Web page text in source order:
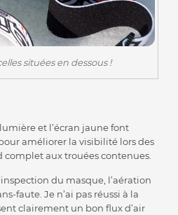
situées en dessous !
et l’écran jaune font
améliorer la visibilité lors des
aux trouées contenues.
du masque, l’aération
faute. Je n’ai pas réussi à la
clairement un bon flux d’air